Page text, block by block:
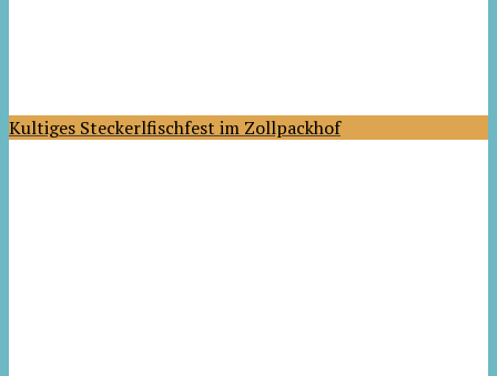
Kultiges Steckerlfischfest im Zollpackhof